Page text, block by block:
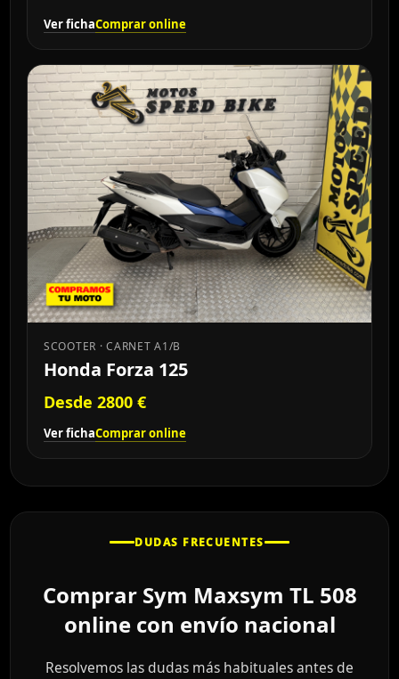
Ver fichaComprar online
SCOOTER · CARNET A1/B
Honda Forza 125
Desde 2800 €
Ver fichaComprar online
DUDAS FRECUENTES
Comprar Sym Maxsym TL 508
online con envío nacional
Resolvemos las dudas más habituales antes de